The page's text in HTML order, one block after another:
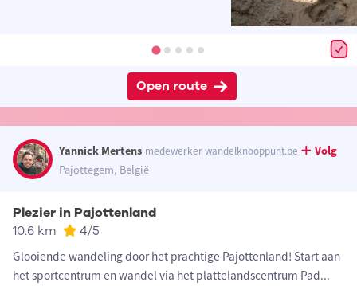
Open route
Yannick Mertens medewerker wandelknooppunt.be
Volg
Pajottegem, België
Plezier in Pajottenland
10.6 km 4/5
Glooiende wandeling door het prachtige Pajottenland! Start aan
het sportcentrum en wandel via het plattelandscentrum Pad...